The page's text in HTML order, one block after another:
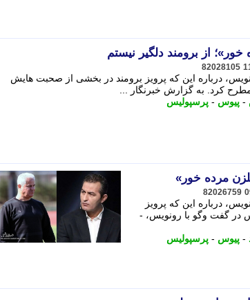
از برومند دلگیر نیستم
82028105
درباره این که پرویز برومند در بخشی از صحبت هایش
کرد. به گزارش خبرنگار ...
- پیوس - پرسپولیس
مرده خور»
82026759
درباره این که پرویز
در گفت وگو با رونویس، -
- پیوس - پرسپولیس